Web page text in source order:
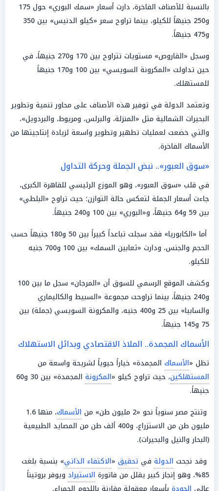
بالنسبة للأصناف الفاخرة، دارت أسعار «سمك البوري» حول 175
و250 جنيهاً للكيلو، بينما تراوح سعر «كيلو الدنيس» بين 350
و475 جنيهاً.
وسجل «القاروص» مستويات تتراوح بين 170 و270 جنيهاً، في
حين تداولت «المكرونة السويسي» بين 100 و170 جنيهاً
للمستهلك.
وتعتمد الدولة في توفير هذه الأصناف على محاور تنمية وتطوير
البحيرات الشمالية مثل «المنزلة، والبرلس، ومريوط، والبردويل»،
والتي خضعت لعمليات تطهير وتطوير واسعة لزيادة إنتاجيتها من
الأسماك الفاخرة.
«سوق العبور».. نبض الجملة وحركة التداول
في قلب «سوق العبور»، وهو الموزع الرئيسي للقاهرة الكبرى،
جاءت أسعار الجملة لتعكس حالة التوازن؛ حيث تراوح «البلطي»
بين 59 و64 جنيهاً، و«البوري» بين 100 و240 جنيهاً.
أما «الكابوريا» فقد سجلت تباعداً كبيراً بين 50 و180 جنيهاً حسب
الحجم والجنس، ودارت «ثعابين السمك» بين 100 و700 جنيه
للكيلو.
وكشف الموقع الرسمي للسوق أن «المرجان» سجل ما بين 100
و240 جنيهاً، بينما تراوحت مجموعة «السبيط والكاليماري
والسابيا» بين 25 و400 جنيه، والمكرونة السويسي (جملة) بين
75 و145 جنيهاً.
الأسماك المجمدة.. الملاذ الاقتصادي وبدائل الاستهلاك
تظل «الأسماك المجمدة» خياراً حيوياً لشريحة واسعة من
المستهلكين، حيث تراوح كيلو «المكرونة
المجمدة» بين 30 و60
جنيهاً.
وتنتج مصر سنوياً نحو «2 مليون طن» من
الأسماك
، منها 1.6
مليون طن من الاستزراع، و400 ألف طن من المصايد الطبيعية
(البحار والنيل والبحيرات).
وقد نجحت الدولة في تحقيق «الاكتفاء الذاتي» بنسبة بلغت
85%، وهو إنجاز كبير يقلل من فاتورة
الاستيراد ويوفر بروتيناً